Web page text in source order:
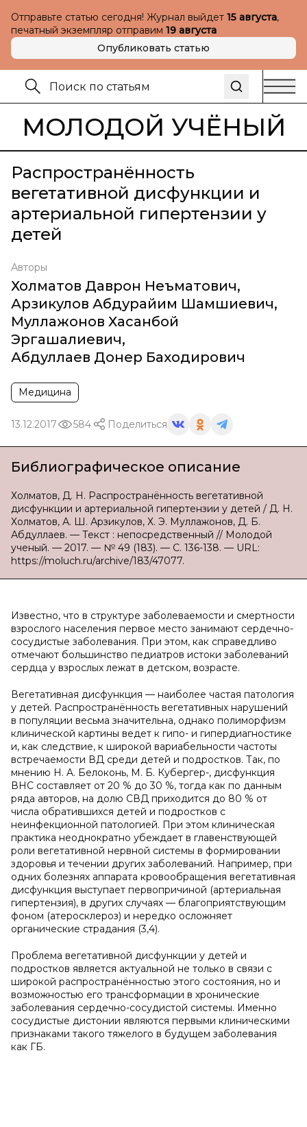
Отправьте статью сегодня! Журнал выйдет 15 августа,
печатный экземпляр отправим 19 августа
Опубликовать статью
МОЛОДОЙ УЧЁНЫЙ
Распространённость
вегетативной дисфункции и
артериальной гипертензии у
детей
Авторы
Холматов Даврон Неъматович,
Арзикулов Абдурайим Шамшиевич,
Муллажонов Хасанбой
Эргашалиевич,
Абдуллаев Донер Баходирович
Медицина
13.12.2017 584 Поделиться
Библиографическое описание
Холматов, Д. Н. Распространённость вегетативной
дисфункции и артериальной гипертензии у детей / Д. Н.
Холматов, А. Ш. Арзикулов, Х. Э. Муллажонов, Д. Б.
Абдуллаев. — Текст : непосредственный // Молодой
ученый. — 2017. — № 49 (183). — С. 136-138. — URL:
https://moluch.ru/archive/183/47077.
Известно, что в структуре заболеваемости и смертности
взрослого населения первое место занимают сердечно-
сосудистые заболевания. При этом, как справедливо
отмечают большинство педиатров истоки заболеваний
сердца у взрослых лежат в детском, возрасте.
Вегетативная дисфункция — наиболее частая патология
у детей. Распространённость вегетативных нарушений
в популяции весьма значительна, однако полиморфизм
клинической картины ведет к гипо- и гипердиагностике
и, как следствие, к широкой вариабельности частоты
встречаемости ВД среди детей и подростков. Так, по
мнению H. A. Белоконь, М. Б. Кубергер-, дисфункция
ВНС составляет от 20 % до 30 %, тогда как по данным
ряда авторов, на долю СВД приходится до 80 % от
числа обратившихся детей и подростков с
неинфекционной патологией. При этом клиническая
практика неоднократно убеждает в главенствующей
роли вегетативной нервной системы в формировании
здоровья и течении других заболеваний. Например, при
одних болезнях аппарата кровообращения вегетативная
дисфункция выступает первопричиной (артериальная
гипертензия), в других случаях — благоприятствующим
фоном (атеросклероз) и нередко осложняет
органические страдания (3,4).
Проблема вегетативной дисфункции у детей и
подростков является актуальной не только в связи с
широкой распространённостью этого состояния, но и
возможностью его трансформации в хронические
заболевания сердечно-сосудистой системы. Именно
сосудистые дистонии являются первыми клиническими
признаками такого тяжелого в будущем заболевания
как ГБ.